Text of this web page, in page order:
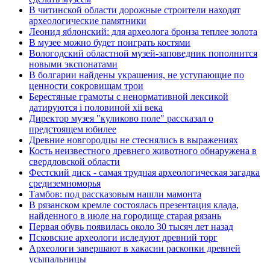
В читинской области дорожные строители находят
археологические памятники
Леонид яблонский: для археолога бронза теплее золота
В музее можно будет поиграть костями
Вологодский областной музей-заповедник пополнится
новыми экспонатами
В болгарии найдены украшения, не уступающие по
ценности сокровищам трои
Берестяные грамоты с ненормативной лексикой
датируются i половиной xii века
Директор музея "куликово поле" рассказал о
предстоящем юбилее
Древние новгородцы не стеснялись в выражениях
Кость неизвестного древнего животного обнаружена в
свердловской области
Фестский диск - самая трудная археологическая загадка
средиземноморья
Тамбов: под рассказовым нашли мамонта
В рязанском кремле состоялась презентация клада,
найденного в июле на городище старая рязань
Первая обувь появилась около 30 тысяч лет назад
Псковские археологи иследуют древний торг
Археологи завершают в хакасии раскопки древней
усыпальницы